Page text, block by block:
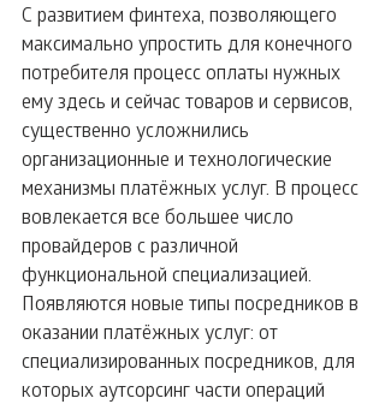
С развитием финтеха, позволяющего
максимально упростить для конечного
потребителя процесс оплаты нужных
ему здесь и сейчас товаров и сервисов,
существенно усложнились
организационные и технологические
механизмы платёжных услуг. В процесс
вовлекается все большее число
провайдеров с различной
функциональной специализацией.
Появляются новые типы посредников в
оказании платёжных услуг: от
специализированных посредников, для
которых аутсорсинг части операций